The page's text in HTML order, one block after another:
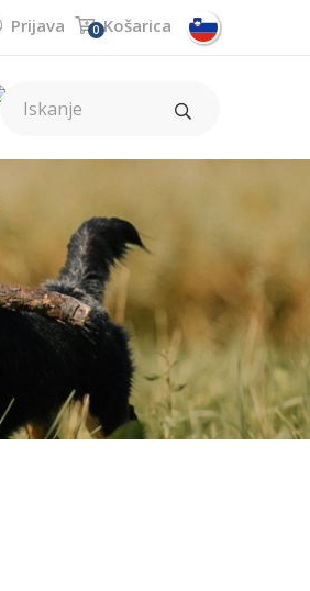
Prijava 0Košarica